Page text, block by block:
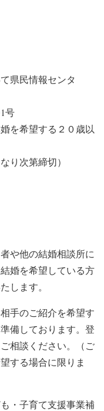
県民情報センタ
号
を希望する２０歳以
り次第締切）
や他の結婚相談所に
婚を希望している方
します。
手のご紹介を希望す
備しております。登
相談ください。（ご
する場合に限りま
・子育て支援事業補